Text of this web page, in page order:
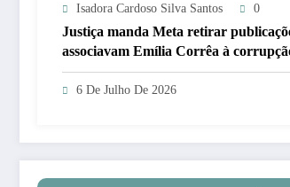
Isadora Cardoso Silva Santos 0
Justiça manda Meta retirar
associavam Emília Corrêa à
identificar responsáveis
6 De Julho De 2026